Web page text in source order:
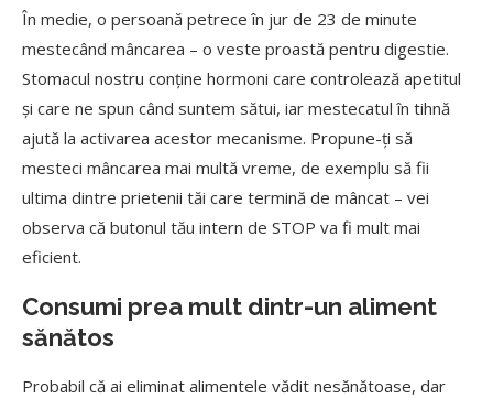
În medie, o persoană petrece în jur de 23 de minute
mestecând mâncarea – o veste proastă pentru digestie.
Stomacul nostru conține hormoni care controlează apetitul
și care ne spun când suntem sătui, iar mestecatul în tihnă
ajută la activarea acestor mecanisme. Propune-ți să
mesteci mâncarea mai multă vreme, de exemplu să fii
ultima dintre prietenii tăi care termină de mâncat – vei
observa că butonul tău intern de STOP va fi mult mai
eficient.
Consumi prea mult dintr-un aliment
sănătos
Probabil că ai eliminat alimentele vădit nesănătoase, dar